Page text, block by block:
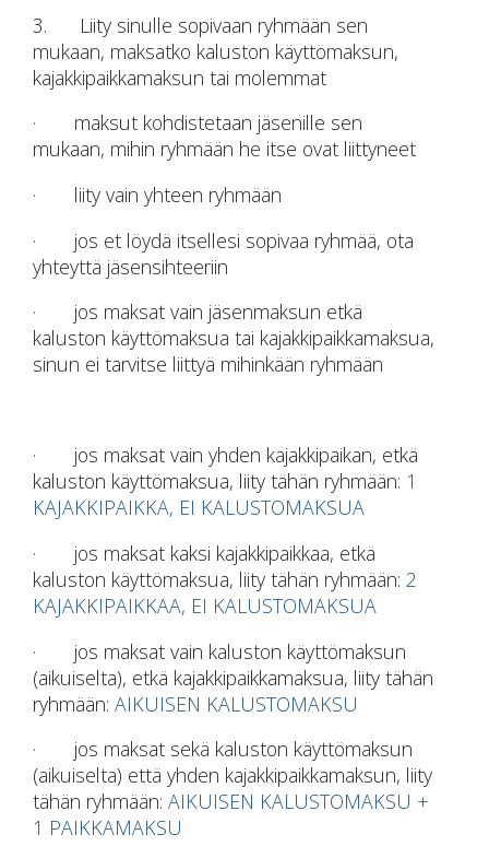
3. Liity sinulle sopivaan ryhmään sen
mukaan, maksatko kaluston käyttömaksun,
kajakkipaikkamaksun tai molemmat
· maksut kohdistetaan jäsenille sen
mukaan, mihin ryhmään he itse ovat liittyneet
· liity vain yhteen ryhmään
· jos et löydä itsellesi sopivaa ryhmää, ota
yhteyttä jäsensihteeriin
· jos maksat vain jäsenmaksun etkä
kaluston käyttömaksua tai kajakkipaikkamaksua,
sinun ei tarvitse liittyä mihinkään ryhmään
· jos maksat vain yhden kajakkipaikan, etkä
kaluston käyttömaksua, liity tähän ryhmään: 1
KAJAKKIPAIKKA, EI KALUSTOMAKSUA
· jos maksat kaksi kajakkipaikkaa, etkä
kaluston käyttömaksua, liity tähän ryhmään: 2
KAJAKKIPAIKKAA, EI KALUSTOMAKSUA
· jos maksat vain kaluston käyttömaksun
(aikuiselta), etkä kajakkipaikkamaksua, liity tähän
ryhmään: AIKUISEN KALUSTOMAKSU
· jos maksat sekä kaluston käyttömaksun
(aikuiselta) että yhden kajakkipaikkamaksun, liity
tähän ryhmään: AIKUISEN KALUSTOMAKSU +
1 PAIKKAMAKSU